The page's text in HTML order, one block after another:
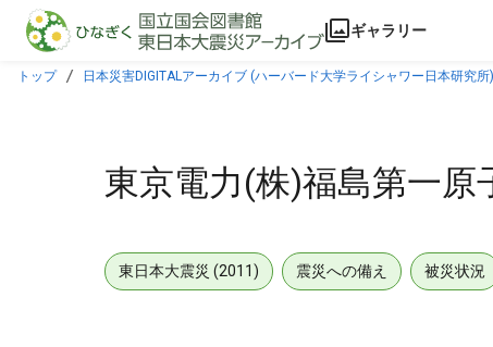
本文に飛ぶ
ギャラリー
トップ 日本災害DIGITALアーカイブ (ハーバード大学ライシャワー日本研究所)
東京電力(株)福島第一
東日本大震災 (2011) 震災への備え 被災状況